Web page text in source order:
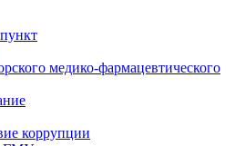
медико-фармацевтического
коррупции